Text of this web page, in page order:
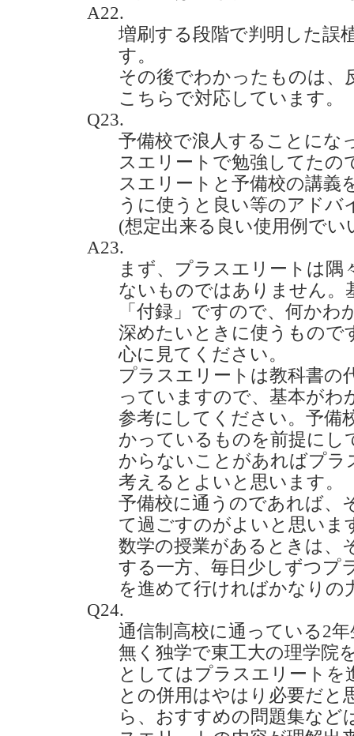
A22.
増刷する段階で判明した誤
す。
その後でわかったものは、
こちらで対応しています。
Q23.
予備校で浪人することにな
スエリートで勉強してたの
スエリートと予備校の講義
うに使うと良い等のアド
(想定出来る良い使用例でい
A23.
まず、プラスエリートは
ないものではありません。
「付録」ですので、何か
深めたいときに使うもので
心に見てください。
プラスエリートは教科書の
っていますので、基本がわ
参考にしてください。予備
かっているものを前提にし
からないことがあればプラ
考えるとよいと思います。
予備校に通うのであれば、
て過ごすのがよいと思いま
数学の授業があるときは、
する一方、毎日少しずつプ
を進めて行ければかなりの
Q24.
通信制高校に通っている2
無く独学で東工大の理学院
としてはプラスエリートを
との併用はやはり必要だと
ら、おすすめの問題集な